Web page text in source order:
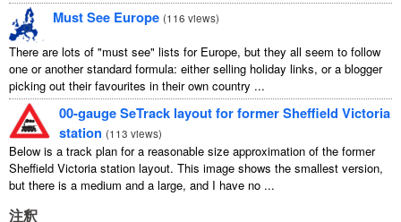
Must See Europe (116 views)
There are lots of "must see" lists for Europe, but they all seem to follow
one or another standard formula: either selling holiday links, or a blogger
picking out their favourites in their own country ...
00-gauge SeTrack layout for former Sheffield Victoria
station (113 views)
Below is a track plan for a reasonable size approximation of the former
Sheffield Victoria station layout. This image shows the smallest version,
but there is a medium and a large, and I have no ...
注釈